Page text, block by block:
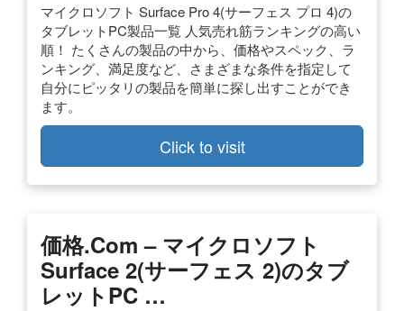
マイクロソフト Surface Pro 4(サーフェス プロ 4)の
タブレットPC製品一覧 人気売れ筋ランキングの高い
順！ たくさんの製品の中から、価格やスペック、ラ
ンキング、満足度など、さまざまな条件を指定して
自分にピッタリの製品を簡単に探し出すことができ
ます。
Click to visit
価格.com – マイクロソフト
Surface 2(サーフェス 2)のタブ
レットPC …